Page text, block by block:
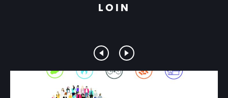
LOIN